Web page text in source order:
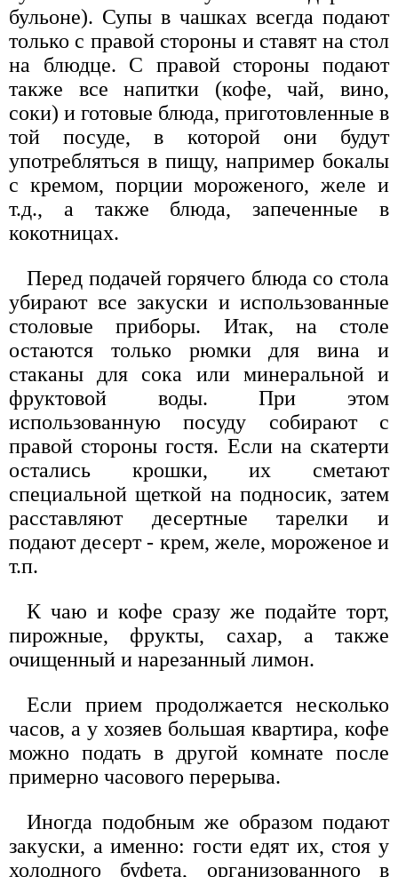
бульоне). Супы в чашках всегда подают
только с правой стороны и ставят на стол
на блюдце. С правой стороны подают
также все напитки (кофе, чай, вино,
соки) и готовые блюда, приготовленные в
той посуде, в которой они будут
употребляться в пищу, например бокалы
с кремом, порции мороженого, желе и
т.д., а также блюда, запеченные в
кокотницах.
Перед подачей горячего блюда со стола
убирают все закуски и использованные
столовые приборы. Итак, на столе
остаются только рюмки для вина и
стаканы для сока или минеральной и
фруктовой воды. При этом
использованную посуду собирают с
правой стороны гостя. Если на скатерти
остались крошки, их сметают
специальной щеткой на подносик, затем
расставляют десертные тарелки и
подают десерт - крем, желе, мороженое и
т.п.
К чаю и кофе сразу же подайте торт,
пирожные, фрукты, сахар, а также
очищенный и нарезанный лимон.
Если прием продолжается несколько
часов, а у хозяев большая квартира, кофе
можно подать в другой комнате после
примерно часового перерыва.
Иногда подобным же образом подают
закуски, а именно: гости едят их, стоя у
холодного буфета, организованного в